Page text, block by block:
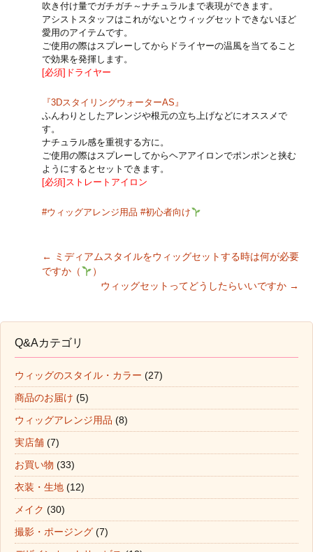
吹き付け量でガチガチ～ナチュラルまで表現ができます。
アシストスタッフはこれがないとウィッグセットできないほど
愛用のアイテムです。
ご使用の際はスプレーしてからドライヤーの温風を当てること
で効果を発揮します。
[必須]ドライヤー
『3DスタイリングウォーターAS』
ふんわりとしたアレンジや根元の立ち上げなどにオススメで
す。
ナチュラル感を重視する方に。
ご使用の際はスプレーしてからヘアアイロンでポンポンと挟む
ようにするとセットできます。
[必須]ストレートアイロン
#ウィッグアレンジ用品 #初心者向け
Post navigation
← ミディアムスタイルをウィッグセットする時は何が必要
ですか（
）
ウィッグセットってどうしたらいいですか →
Q&Aカテゴリ
ウィッグのスタイル・カラー (27)
商品のお届け (5)
ウィッグアレンジ用品 (8)
実店舗 (7)
お買い物 (33)
衣装・生地 (12)
メイク (30)
撮影・ポージング (7)